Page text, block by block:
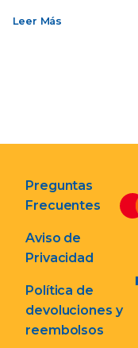
Leer Más
Preguntas
Frecuentes
Aviso de
Privacidad
Política de
devoluciones y
reembolsos